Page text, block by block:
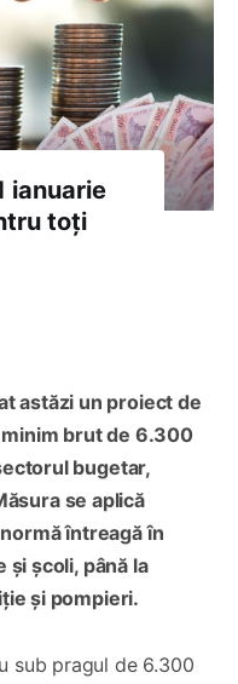
ianuarie
toți
astăzi un proiect de
brut de 6.300
bugetar,
se aplică
întreagă în
și școli, până la
și pompieri.
sub pragul de 6.300